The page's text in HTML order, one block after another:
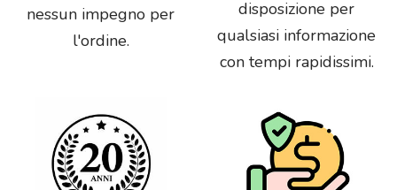
nessun impegno per
l'ordine.
disposizione per
qualsiasi informazione
con tempi rapidissimi.